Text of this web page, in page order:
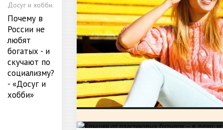
Досуг и хобби.
Почему в
России не
любят
богатых - и
скучают по
социализму?
- «Досуг и
хобби»